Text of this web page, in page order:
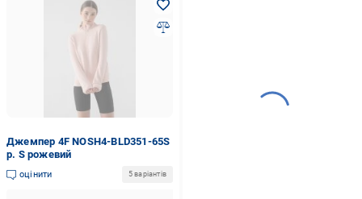
Джемпер 4F NOSH4-BLD351-65S
р. S рожевий
оцінити 5 варіантів